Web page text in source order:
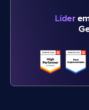
Líder